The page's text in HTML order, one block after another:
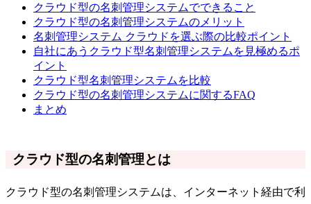
クラウド型の名刺管理システムでできること
クラウド型の名刺管理システムのメリット
名刺管理システム クラウドを選ぶ際の比較ポイント
自社にあうクラウド型名刺管理システムを見極めるポ
イント
クラウド型名刺管理システムを比較
クラウド型の名刺管理システムに関するFAQ
まとめ
クラウド型の名刺管理とは
クラウド型の名刺管理システムは、インターネット経由で利